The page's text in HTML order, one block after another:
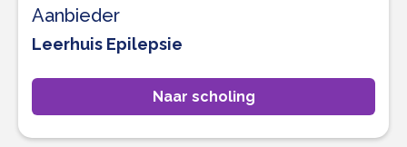
Aanbieder
Leerhuis Epilepsie
Naar scholing